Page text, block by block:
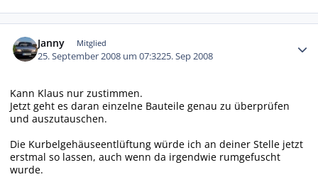
Janny Mitglied
25. September 2008 um 07:3225. Sep 2008
Kann Klaus nur zustimmen.
Jetzt geht es daran einzelne Bauteile genau zu überprüfen
und auszutauschen.
Die Kurbelgehäuseentlüftung würde ich an deiner Stelle jetzt
erstmal so lassen, auch wenn da irgendwie rumgefuscht
wurde.